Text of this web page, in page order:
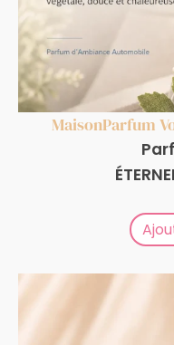
MaisonParfum